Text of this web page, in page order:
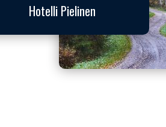
Hotelli Pielinen